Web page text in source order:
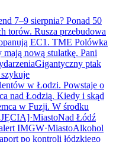
7–9 sierpnia? Ponad 50
torów. Rusza przebudowa
EC1. TME Polówka
mają nową stulatkę. Pani
Gigantyczny ptak
w Łodzi. Powstaje o
nad Łodzią. Kiedy i skąd
w Fuzji. W środku
·MiastoNad Łódź
IMGW·MiastoAlkohol
po kontroli łódzkiego